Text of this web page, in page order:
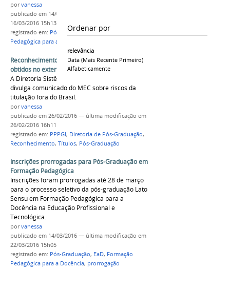
Ordenar por
relevância
Data (mais Recente Primeiro)
Alfabeticamente
porvanessa
publicado em 14/03/2016
16/03/2016 15h13
registrado em: Pós-Graduação,EaD,Formação
Pedagógica para a Docência
Reconhecimento de títulos de pós-graduação
obtidos no exterior
A Diretoria Sistêmica de Pós-Graduação/PPPGI
divulga comunicado do MEC sobre riscos da
titulação fora do Brasil.
porvanessa
publicado em 26/02/2016 — última modificação em
26/02/2016 16h11
registrado em: PPPGI, Diretoria de Pós-Graduação,
Reconhecimento, Títulos, Pós-Graduação
Inscrições prorrogadas para Pós-Graduação em
Formação Pedagógica
Inscrições foram prorrogadas até 28 de março
para o processo seletivo da pós-graduação Lato
Sensu em Formação Pedagógica para a
Docência na Educação Profissional e
Tecnológica.
porvanessa
publicado em 14/03/2016 — última modificação em
22/03/2016 15h05
registrado em: Pós-Graduação, EaD, Formação
Pedagógica para a Docência, prorrogação